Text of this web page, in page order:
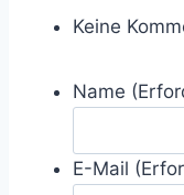
Keine
Name
E-Mail